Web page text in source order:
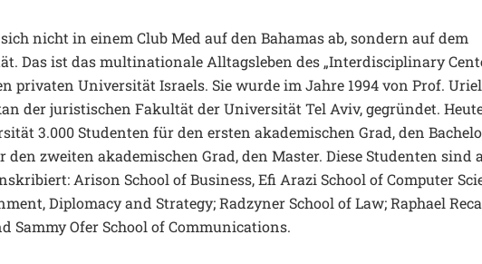
nicht in einem Club Med auf den Bahamas ab, sondern auf dem
Das ist das multinationale Alltagsleben des „Interdisciplinary
privaten Universität Israels. Sie wurde im Jahre 1994 von Prof. Uriel
der juristischen Fakultät der Universität Tel Aviv, gegründet.
3.000 Studenten für den ersten akademischen Grad, den
den zweiten akademischen Grad, den Master. Diese Studenten sind
Arison School of Business, Efi Arazi School of Computer
Diplomacy and Strategy; Radzyner School of Law; Raphael
Sammy Ofer School of Communications.